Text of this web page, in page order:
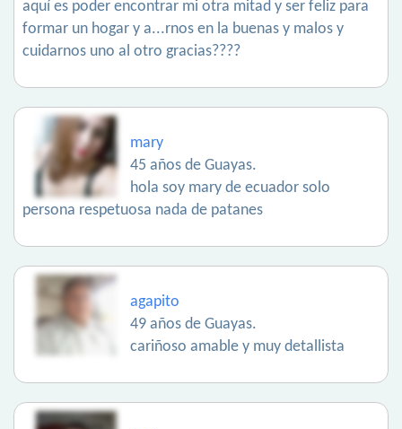
aquí es poder encontrar mi otra mitad y ser feliz para
formar un hogar y a...rnos en la buenas y malos y
cuidarnos uno al otro gracias????
mary
45 años de Guayas.
hola soy mary de ecuador solo
persona respetuosa nada de patanes
agapito
49 años de Guayas.
cariñoso amable y muy detallista